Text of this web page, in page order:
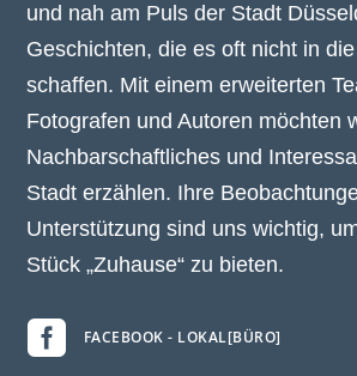
und nah am Puls der Stadt
Geschichten, die es oft nicht in
schaffen. Mit einem erweiterten
Fotografen und Autoren möchten
Nachbarschaftliches und
Stadt erzählen. Ihre
Unterstützung sind uns wichtig,
Stück „Zuhause“ zu bieten.
 FACEBOOK - LOKAL[BÜRO]